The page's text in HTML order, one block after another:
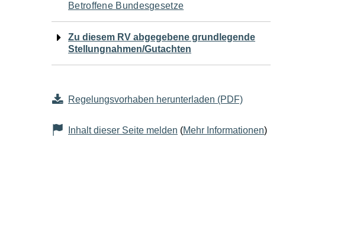
Betroffene Bundesgesetze
Zu diesem RV abgegebene grundlegende
Stellungnahmen/Gutachten
Regelungsvorhaben herunterladen (PDF)
Inhalt dieser Seite melden (Mehr Informationen)